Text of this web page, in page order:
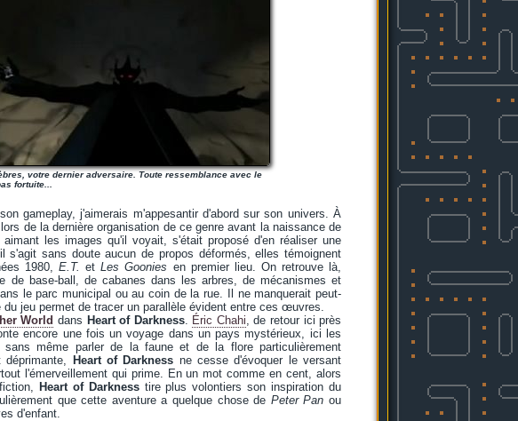
votre dernier adversaire. Toute ressemblance avec le
fortuite...
gameplay, j'aimerais m'appesantir d'abord sur son univers. À
de la dernière organisation de ce genre avant la naissance de
les images qu'il voyait, s'était proposé d'en réaliser une
sans doute aucun de propos déformés, elles témoignent
1980,E.T. etLes Goonies en premier lieu. On retrouve là,
de base-ball, de cabanes dans les arbres, de mécanismes et
le parc municipal ou au coin de la rue. Il ne manquerait peut-
jeu permet de tracer un parallèle évident entre ces œuvres.
World dans Heart of Darkness. Éric Chahi, de retour ici près
encore une fois un voyage dans un pays mystérieux, ici les
même parler de la faune et de la flore particulièrement
Heart of Darkness ne cesse d'évoquer le versant
l'émerveillement qui prime. En un mot comme en cent, alors
Heart of Darknesstire plus volontiers son inspiration du
que cette aventure a quelque chose de Peter Pan ou
d'enfant.